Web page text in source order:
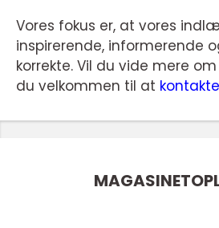
Vores fokus er, at vores
inspirerende, informerende
korrekte. Vil du vide mere
du velkommen til at